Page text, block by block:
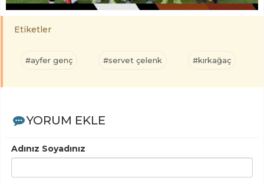
Etiketler
#ayfer genç #servet çelenk #kırkağaç
YORUM EKLE
Adınız Soyadınız